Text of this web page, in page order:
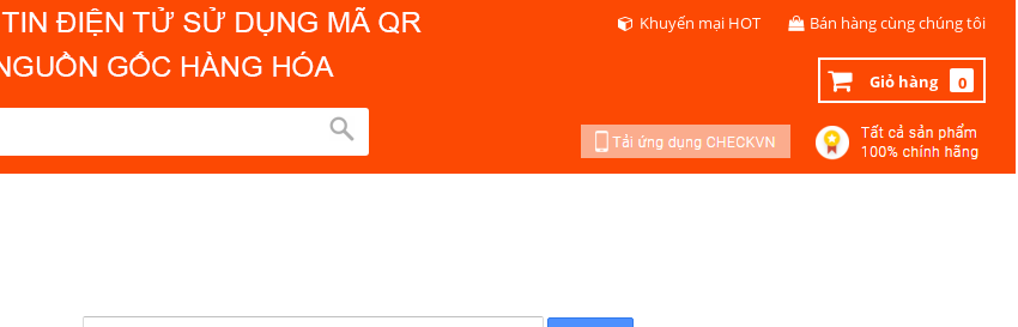
Khuyến mại HOT Bán hàng cùng chúng tôi
Giỏ hàng 0